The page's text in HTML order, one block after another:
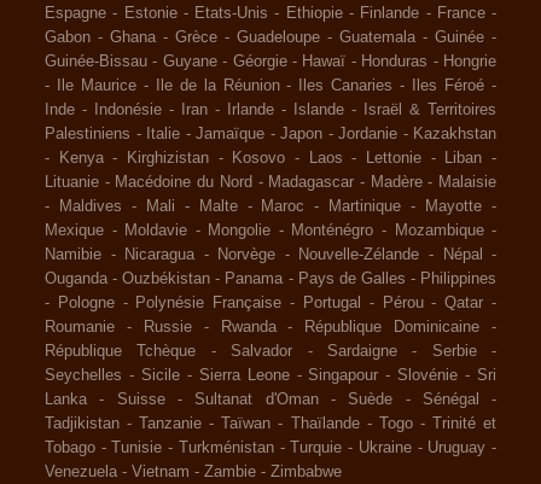
Espagne - Estonie - Etats-Unis - Ethiopie - Finlande - France -
Gabon - Ghana - Grèce - Guadeloupe - Guatemala - Guinée -
Guinée-Bissau - Guyane - Géorgie - Hawaï - Honduras - Hongrie
-
Ile Maurice - Ile de la Réunion - Iles Canaries - Iles Féroé -
Inde - Indonésie - Iran - Irlande - Islande -
Israël & Territoires
Palestiniens - Italie - Jamaïque - Japon - Jordanie - Kazakhstan
-
Kenya - Kirghizistan - Kosovo - Laos - Lettonie - Liban -
Lituanie - Macédoine du Nord - Madagascar - Madère - Malaisie
-
Maldives - Mali - Malte - Maroc - Martinique - Mayotte -
Mexique - Moldavie - Mongolie - Monténégro - Mozambique -
Namibie - Nicaragua - Norvège - Nouvelle-Zélande - Népal
-
Ouganda -Ouzbékistan - Panama - Pays de Galles - Philippines
-
Pologne - Polynésie Française - Portugal - Pérou -Qatar -
Roumanie
- Russie - Rwanda - République Dominicaine
-
République Tchèque
- Salvador - Sardaigne - Serbie
-
Seychelles - Sicile - Sierra Leone - Singapour - Slovénie - Sri
Lanka
- Suisse - Sultanat d'Oman - Suède - Sénégal
-
Tadjikistan -Tanzanie -Taïwan - Thaïlande - Togo - Trinité et
Tobago -Tunisie - Turkménistan -Turquie - Ukraine - Uruguay -
Venezuela - Vietnam - Zambie - Zimbabwe